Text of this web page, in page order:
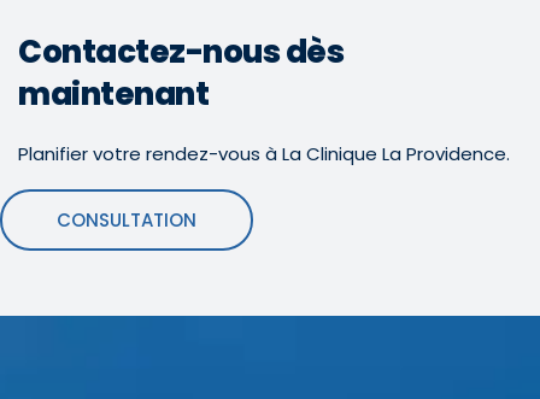
Contactez-nous dès
maintenant
Planifier votre rendez-vous à La Clinique La Providence.
CONSULTATION